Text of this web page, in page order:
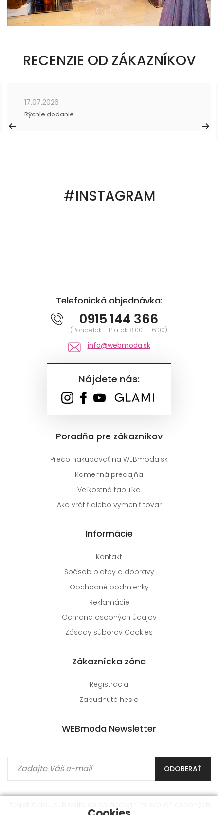
RECENZIE OD ZÁKAZNÍKOV
17.07.2026
Rýchle dodanie
#INSTAGRAM
Telefonická objednávka:
0915 144 366
(Pondelok - Piatok 8:00 - 16:00)
info@webmoda.sk
Nájdete nás:
Poradňa pre zákazníkov
Prečo nakupovať na WEBmoda.sk
Kamenná predajňa
Veľkostná tabuľka
Ako vrátiť alebo vymeniť tovar
Informácie
Kontakt
Spôsob platby a dopravy
Obchodné podmienky
Reklamácie
Ochrana osobných údajov
Zásady súborov Cookies
Zákaznícka zóna
Registrácia
Zabudnuté heslo
WEBmoda Newsletter
ODOBERAŤ